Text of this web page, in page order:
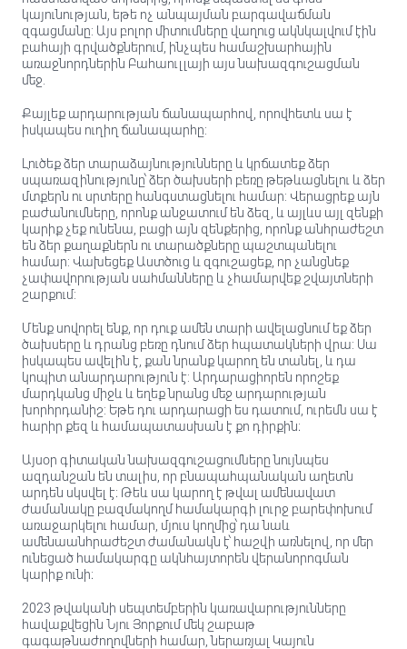
կայունության, եթե ոչ անպայման բարգավաճման
զգացմանը: Այս բոլոր միտումները վաղուց ակնկալվում էին
բահայի գրվածքներում, ինչպես համաշխարհային
առաջնորդներին Բահաուլլայի այս նախազգուշացման
մեջ.
Քայլեք արդարության ճանապարհով, որովհետև սա է
իսկապես ուղիղ ճանապարհը:
Լուծեք ձեր տարաձայնությունները և կրճատեք ձեր
սպառազինությունը՝ ձեր ծախսերի բեռը թեթևացնելու և ձեր
մտքերն ու սրտերը հանգստացնելու համար: Վերացրեք այն
բաժանումները, որոնք անջատում են ձեզ, և այլևս այլ զենքի
կարիք չեք ունենա, բացի այն զենքերից, որոնք անհրաժեշտ
են ձեր քաղաքներն ու տարածքները պաշտպանելու
համար: Վախեցեք Աստծուց և զգուշացեք, որ չանցնեք
չափավորության սահմանները և չհամարվեք շվայտների
շարքում:
Մենք սովորել ենք, որ դուք ամեն տարի ավելացնում եք ձեր
ծախսերը և դրանց բեռը դնում ձեր հպատակների վրա: Սա
իսկապես ավելին է, քան նրանք կարող են տանել, և դա
կոպիտ անարդարություն է: Արդարացիորեն որոշեք
մարդկանց միջև և եղեք նրանց մեջ արդարության
խորհրդանիշ: Եթե ​​դու արդարացի ես դատում, ուրեմն սա է
հարիր քեզ և համապատասխան է քո դիրքին։
Այսօր գիտական ​​նախազգուշացումները նույնպես
ազդանշան են տալիս, որ բնապահպանական աղետն
արդեն սկսվել է։ Թեև սա կարող է թվալ ամենավատ
ժամանակը բազմակողմ համակարգի լուրջ բարեփոխում
առաջարկելու համար, մյուս կողմից՝ դա նաև
ամենաանհրաժեշտ ժամանակն է՝ հաշվի առնելով, որ մեր
ունեցած համակարգը ակնհայտորեն վերանորոգման
կարիք ունի։
2023 թվականի սեպտեմբերին կառավարությունները
հավաքվեցին Նյու Յորքում մեկ շաբաթ
գագաթնաժողովների համար, ներառյալ Կայուն